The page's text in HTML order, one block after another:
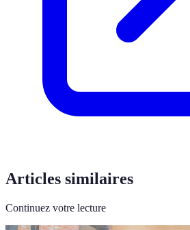
Articles similaires
Continuez votre lecture